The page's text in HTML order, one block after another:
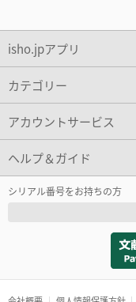
isho.jpアプリ
カテゴリー
アカウントサービス
ヘルプ＆ガイド
シリアル番号をお持ちの方